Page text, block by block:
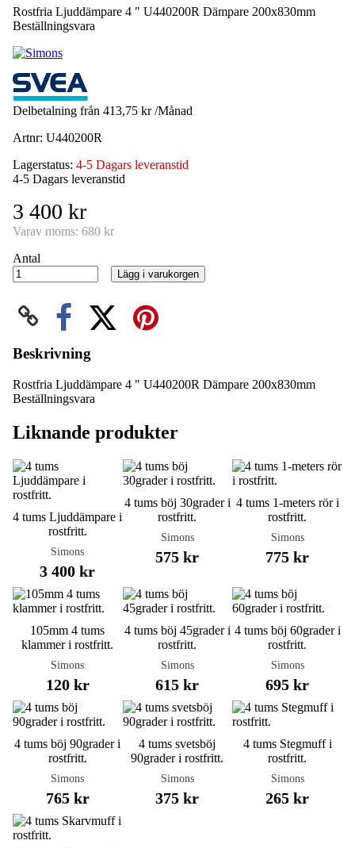
Rostfria Ljuddämpare 4 " U440200R Dämpare 200x830mm
Beställningsvara
Delbetalning från 413,75 kr /Månad
Artnr: U440200R
Lagerstatus: 4-5 Dagars leveranstid
4-5 Dagars leveranstid
3 400 kr
Varav moms: 680 kr
Antal
Lägg i varukorgen
Beskrivning
Rostfria Ljuddämpare 4 " U440200R Dämpare 200x830mm
Beställningsvara
Liknande produkter
4 tums Ljuddämpare i
rostfritt.
Simons
3 400 kr
4 tums böj 30grader i
rostfritt.
Simons
575 kr
4 tums 1-meters rör i
rostfritt.
Simons
775 kr
105mm 4 tums
klammer i rostfritt.
Simons
120 kr
4 tums böj 45grader i
rostfritt.
Simons
615 kr
4 tums böj 60grader i
rostfritt.
Simons
695 kr
4 tums böj 90grader i
rostfritt.
Simons
765 kr
4 tums svetsböj
90grader i rostfritt.
Simons
375 kr
4 tums Stegmuff i
rostfritt.
Simons
265 kr